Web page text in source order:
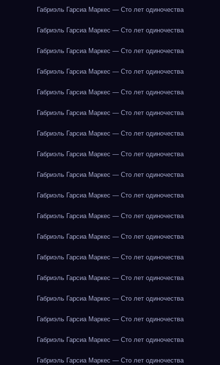
Габриэль Гарсиа Маркес — Сто лет одиночества
Габриэль Гарсиа Маркес — Сто лет одиночества
Габриэль Гарсиа Маркес — Сто лет одиночества
Габриэль Гарсиа Маркес — Сто лет одиночества
Габриэль Гарсиа Маркес — Сто лет одиночества
Габриэль Гарсиа Маркес — Сто лет одиночества
Габриэль Гарсиа Маркес — Сто лет одиночества
Габриэль Гарсиа Маркес — Сто лет одиночества
Габриэль Гарсиа Маркес — Сто лет одиночества
Габриэль Гарсиа Маркес — Сто лет одиночества
Габриэль Гарсиа Маркес — Сто лет одиночества
Габриэль Гарсиа Маркес — Сто лет одиночества
Габриэль Гарсиа Маркес — Сто лет одиночества
Габриэль Гарсиа Маркес — Сто лет одиночества
Габриэль Гарсиа Маркес — Сто лет одиночества
Габриэль Гарсиа Маркес — Сто лет одиночества
Габриэль Гарсиа Маркес — Сто лет одиночества
Габриэль Гарсиа Маркес — Сто лет одиночества